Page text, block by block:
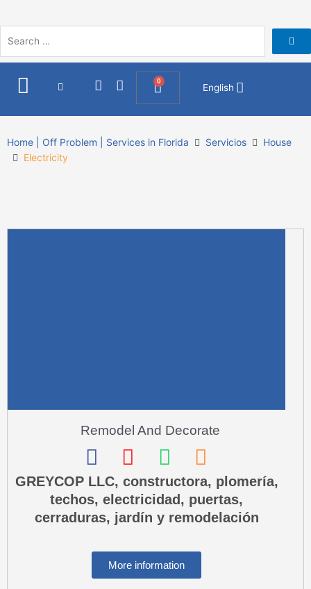
content
I
a
g
F
b
o
0
Cart English
Home | Off Problem | Services in Florida Servicios
House
Electricity
Remodel And Decorate
F
a
c
e
b
o
I
n
s
t
a
g
W
h
a
t
s
a
P
h
o
n
e
-
GREYCOP LLC, constructora, plomería,
techos, electricidad, puertas,
cerraduras, jardín y remodelación
More information